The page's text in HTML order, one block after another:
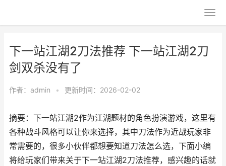
下一站江湖2刀法推荐 下一站江湖2刀
剑双杀没有了
作者： admin • 更新时间：2026-02-02
摘要：下一站江湖2作为江湖题材的角色扮演游戏，这里有
各种战斗风格可以让你来选择，其中刀法作为近战玩家非
常需要的，很多小伙伴都想要知道刀法怎么选，下面小编
将给玩家们带来关于下一站江湖2刀法推荐，感兴趣的话就